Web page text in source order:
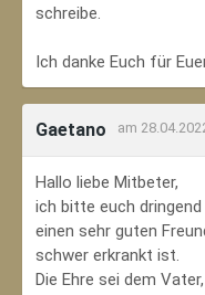
schreibe.
Ich danke Euch für
Gaetano am
Hallo liebe Mitbeter,
ich bitte euch
einen sehr guten
schwer erkrankt ist.
Die Ehre sei dem